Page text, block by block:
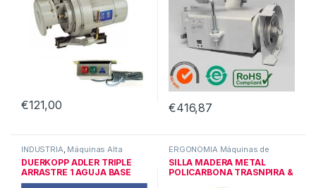
€121,00 €416,87
INDUSTRIA, Máquinas Alta
Calidad
DUERKOPP ADLER TRIPLE
ARRASTRE 1 AGUJA BASE
PLANA
ERGONOMIA Máquinas de
coser INDUSTRIA
SILLA MADERA METAL
POLICARBONA TRASNPIRA &